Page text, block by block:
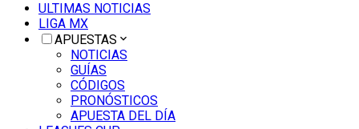
ULTIMAS NOTICIAS
LIGA MX
APUESTAS
NOTICIAS
GUÍAS
CÓDIGOS
PRONÓSTICOS
APUESTA DEL DÍA